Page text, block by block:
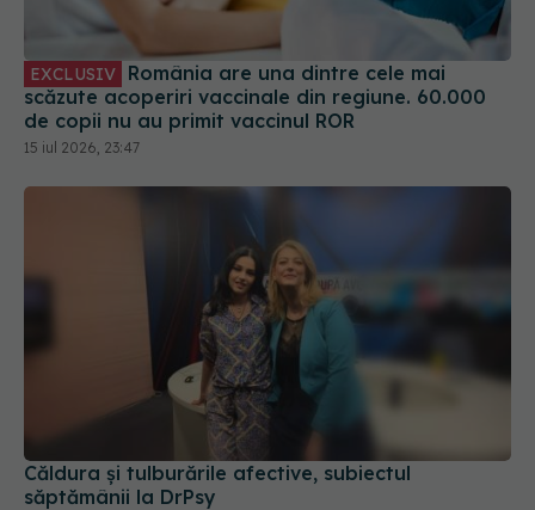
EXCLUSIV
scăzute acoperiri vaccinale din regiune. 60.000
de copii nu au primit vaccinul ROR
15 iul 2026, 23:47
Căldura și tulburările afective, subiectul
săptămânii la DrPsy